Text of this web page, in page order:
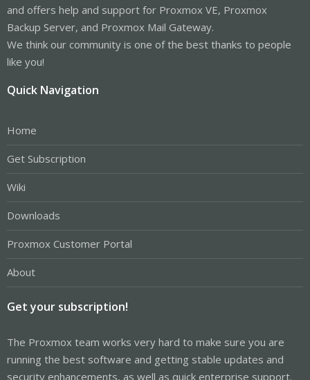
and offers help and support for Proxmox VE, Proxmox
Backup Server, and Proxmox Mail Gateway.
We think our community is one of the best thanks to people
like you!
Quick Navigation
Home
Get Subscription
Wiki
Downloads
Proxmox Customer Portal
About
Get your subscription!
The Proxmox team works very hard to make sure you are
running the best software and getting stable updates and
security enhancements, as well as quick enterprise support.